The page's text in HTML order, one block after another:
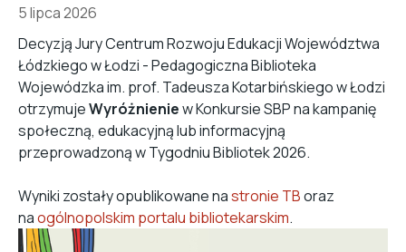
5 lipca 2026
Decyzją Jury Centrum Rozwoju Edukacji Województwa
Łódzkiego w Łodzi - Pedagogiczna Biblioteka
Wojewódzka im. prof. Tadeusza Kotarbińskiego w Łodzi
otrzymujeWyróżnieniew Konkursie SBP na kampanię
społeczną, edukacyjną lub informacyjną
przeprowadzoną w Tygodniu Bibliotek 2026.
Wyniki zostały opublikowane nastronie TBoraz
naogólnopolskim portalu bibliotekarskim.